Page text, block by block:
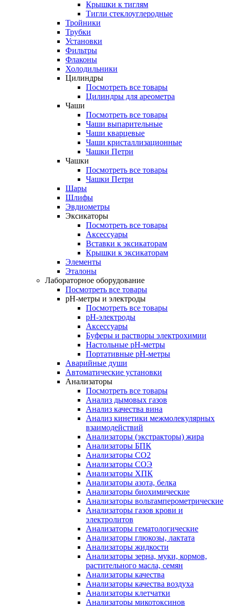
Крышки к тиглям
Тигли стеклоуглеродные
Тройники
Трубки
Установки
Фильтры
Флаконы
Холодильники
Цилиндры
Посмотреть все товары
Цилиндры для ареометра
Чаши
Посмотреть все товары
Чаши выпарительные
Чаши кварцевые
Чаши кристаллизационные
Чашки Петри
Чашки
Посмотреть все товары
Чашки Петри
Шары
Шлифы
Эвдиометры
Эксикаторы
Посмотреть все товары
Аксессуары
Вставки к эксикаторам
Крышки к эксикаторам
Элементы
Эталоны
Лабораторное оборудование
Посмотреть все товары
pH-метры и электроды
Посмотреть все товары
pH-электроды
Аксессуары
Буферы и растворы электрохимии
Настольные рН-метры
Портативные рН-метры
Аварийные души
Автоматические установки
Анализаторы
Посмотреть все товары
Анализ дымовых газов
Анализ качества вина
Анализ кинетики межмолекулярных
взаимодействий
Анализаторы (экстракторы) жира
Анализаторы БПК
Анализаторы СО2
Анализаторы СОЭ
Анализаторы ХПК
Анализаторы азота, белка
Анализаторы биохимические
Анализаторы вольтамперометрические
Анализаторы газов крови и
электролитов
Анализаторы гематологические
Анализаторы глюкозы, лактата
Анализаторы жидкости
Анализаторы зерна, муки, кормов,
растительного масла, семян
Анализаторы качества
Анализаторы качества воздуха
Анализаторы клетчатки
Анализаторы микотоксинов